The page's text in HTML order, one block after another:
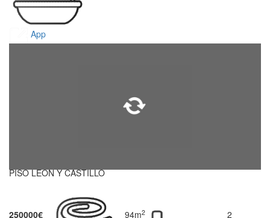
App
PISO LEON Y CASTILLO
250000€ 94m2 2